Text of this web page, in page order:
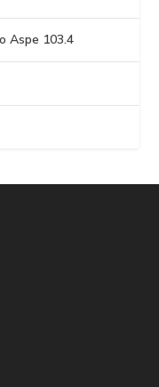
Aspe 103.4